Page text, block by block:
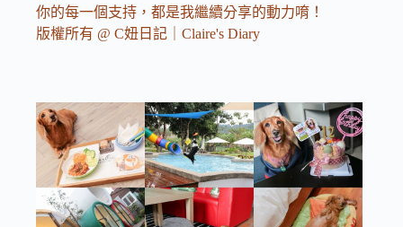
你的每一個支持，都是我繼續分享的動力唷！
版權所有 @ C妞日記｜Claire's Diary